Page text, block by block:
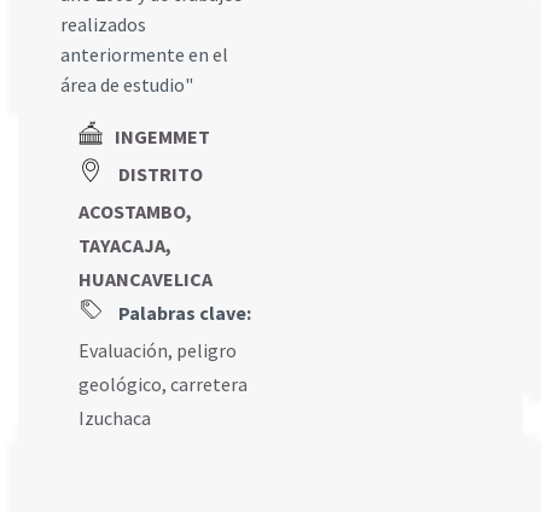
realizados
anteriormente en el
área de estudio"
INGEMMET
DISTRITO
ACOSTAMBO,
TAYACAJA,
HUANCAVELICA
Palabras clave:
Evaluación, peligro
geológico, carretera
Izuchaca